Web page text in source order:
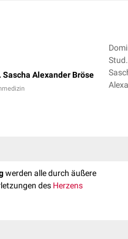
Alexander Bröse
werden alle durch äußere
des Herzens